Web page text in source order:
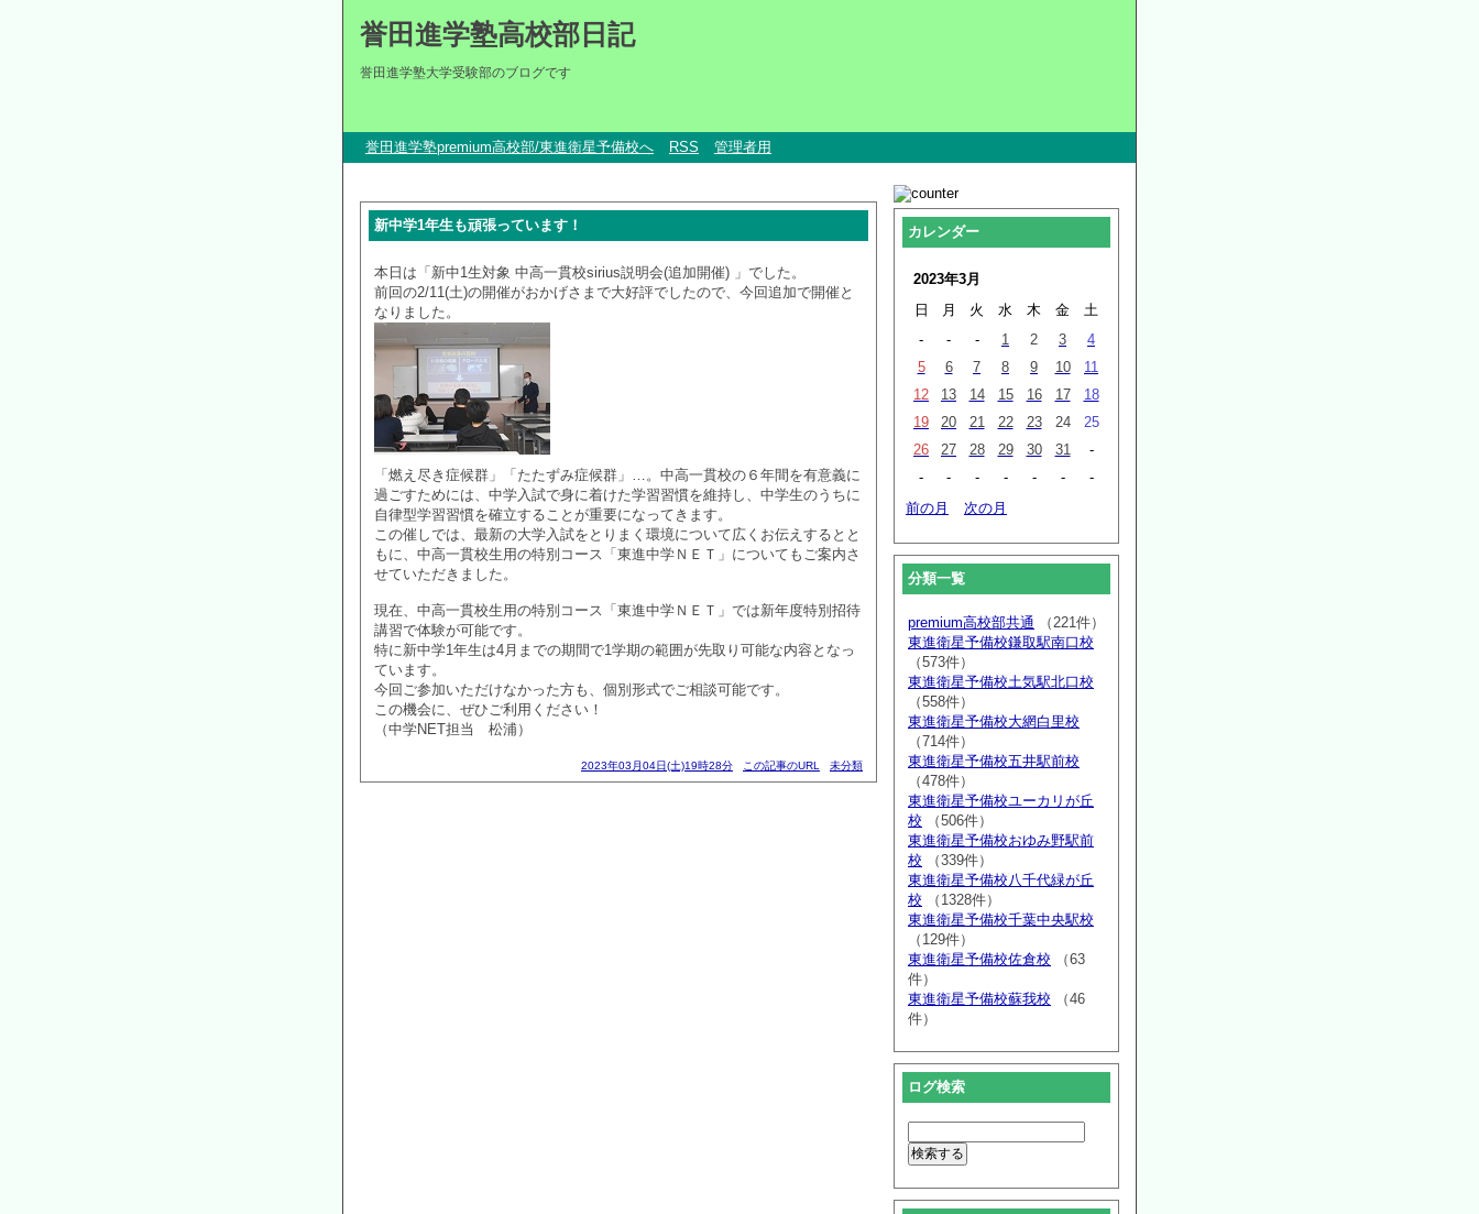
誉田進学塾高校部日記
誉田進学塾大学受験部のブログです
誉田進学塾premium高校部/東進衛星予備校へ RSS 管理者用
新中学1年生も頑張っています！
本日は「新中1生対象 中高一貫校sirius説明会(追加開催) 」でした。
前回の2/11(土)の開催がおかげさまで大好評でしたので、今回追加で開催と
なりました。
「燃え尽き症候群」「たたずみ症候群」…。中高一貫校の６年間を有意義に
過ごすためには、中学入試で身に着けた学習習慣を維持し、中学生のうちに
自律型学習習慣を確立することが重要になってきます。
この催しでは、最新の大学入試をとりまく環境について広くお伝えするとと
もに、中高一貫校生用の特別コース「東進中学ＮＥＴ」についてもご案内さ
せていただきました。
現在、中高一貫校生用の特別コース「東進中学ＮＥＴ」では新年度特別招待
講習で体験が可能です。
特に新中学1年生は4月までの期間で1学期の範囲が先取り可能な内容となっ
ています。
今回ご参加いただけなかった方も、個別形式でご相談可能です。
この機会に、ぜひご利用ください！
（中学NET担当 松浦）
2023年03月04日(土)19時28分 この記事のURL 未分類
カレンダー
2023年3月
日
月 火 水 木 金
土
-
- - 1 2 3
4
5
6 7 8 9 10
11
12
13 14 15 16 17
18
19
20 21 22 23 24
25
26
27 28 29 30 31
-
-
- - - - -
-
前の月
次の月
分類一覧
premium高校部共通 （221件）
東進衛星予備校鎌取駅南口校
（573件）
東進衛星予備校土気駅北口校
（558件）
東進衛星予備校大網白里校
（714件）
東進衛星予備校五井駅前校
（478件）
東進衛星予備校ユーカリが丘
校 （506件）
東進衛星予備校おゆみ野駅前
校 （339件）
東進衛星予備校八千代緑が丘
校 （1328件）
東進衛星予備校千葉中央駅校
（129件）
東進衛星予備校佐倉校 （63
件）
東進衛星予備校蘇我校 （46
件）
ログ検索